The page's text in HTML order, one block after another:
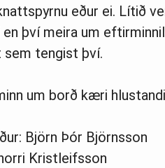
eður ei. Lítið
því meira um
tengist því.
um borð kæri
Björn Þór Björnsson
Kristleifsson